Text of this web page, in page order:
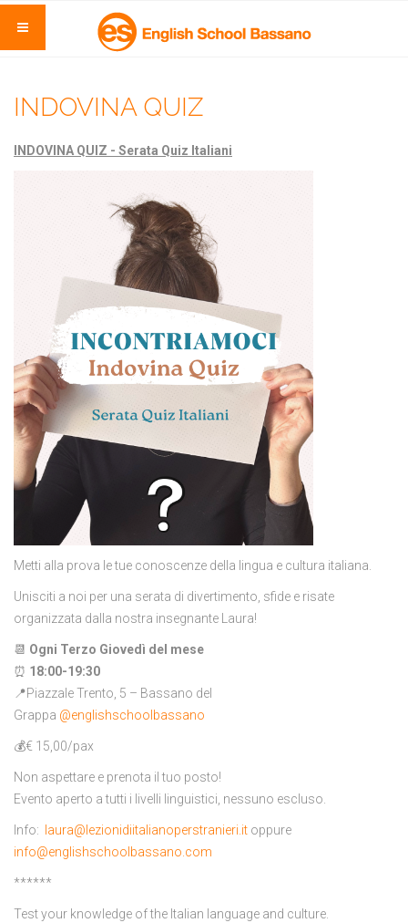
INDOVINA QUIZ
INDOVINA QUIZ - Serata Quiz Italiani
Metti alla prova le tue conoscenze della lingua e cultura italiana.
Unisciti a noi per una serata di divertimento, sfide e risate
organizzata dalla nostra insegnante Laura!
📆 Ogni Terzo Giovedì del mese
⏰ 18:00-19:30
📍Piazzale Trento, 5 – Bassano del
Grappa @englishschoolbassano
💰€ 15,00/pax
Non aspettare e prenota il tuo posto!
Evento aperto a tutti i livelli linguistici, nessuno escluso.
Info: laura@lezionidiitalianoperstranieri.it oppure
info@englishschoolbassano.com
******
Test your knowledge of the Italian language and culture.